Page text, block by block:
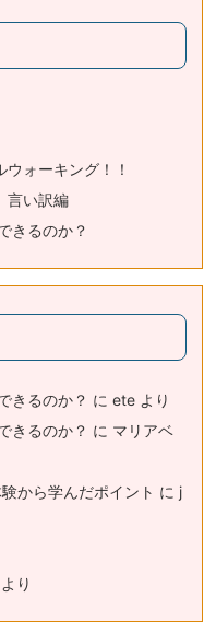
ォーキング！！
言い訳編
きるのか？
きるのか？ に ete より
きるのか？ に マリアベ
から学んだポイント に j
より